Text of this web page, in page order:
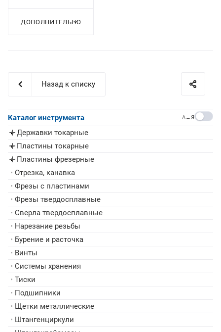
ДОПОЛНИТЕЛЬНО
Назад к списку
Каталог инструмента A→Я
▸ Державки токарные
▸ Пластины токарные
▸ Пластины фрезерные
• Отрезка, канавка
• Фрезы с пластинами
• Фрезы твердосплавные
• Сверла твердосплавные
• Нарезание резьбы
• Бурение и расточка
• Винты
• Системы хранения
• Тиски
• Подшипники
• Щетки металлические
• Штангенциркули